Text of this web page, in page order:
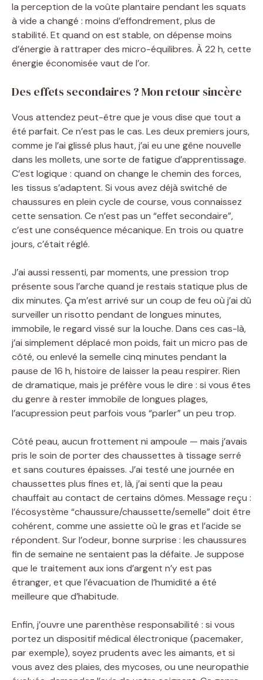
la perception de la voûte plantaire pendant les squats
à vide a changé : moins d’effondrement, plus de
stabilité. Et quand on est stable, on dépense moins
d’énergie à rattraper des micro-équilibres. À 22 h, cette
énergie économisée vaut de l’or.
Des effets secondaires ? Mon retour sincère
Vous attendez peut-être que je vous dise que tout a
été parfait. Ce n’est pas le cas. Les deux premiers jours,
comme je l’ai glissé plus haut, j’ai eu une gêne nouvelle
dans les mollets, une sorte de fatigue d’apprentissage.
C’est logique : quand on change le chemin des forces,
les tissus s’adaptent. Si vous avez déjà switché de
chaussures en plein cycle de course, vous connaissez
cette sensation. Ce n’est pas un “effet secondaire”,
c’est une conséquence mécanique. En trois ou quatre
jours, c’était réglé.
J’ai aussi ressenti, par moments, une pression trop
présente sous l’arche quand je restais statique plus de
dix minutes. Ça m’est arrivé sur un coup de feu où j’ai dû
surveiller un risotto pendant de longues minutes,
immobile, le regard vissé sur la louche. Dans ces cas-là,
j’ai simplement déplacé mon poids, fait un micro pas de
côté, ou enlevé la semelle cinq minutes pendant la
pause de 16 h, histoire de laisser la peau respirer. Rien
de dramatique, mais je préfère vous le dire : si vous êtes
du genre à rester immobile de longues plages,
l’acupression peut parfois vous “parler” un peu trop.
Côté peau, aucun frottement ni ampoule — mais j’avais
pris le soin de porter des chaussettes à tissage serré
et sans coutures épaisses. J’ai testé une journée en
chaussettes plus fines et, là, j’ai senti que la peau
chauffait au contact de certains dômes. Message reçu :
l’écosystème “chaussure/chaussette/semelle” doit être
cohérent, comme une assiette où le gras et l’acide se
répondent. Sur l’odeur, bonne surprise : les chaussures
fin de semaine ne sentaient pas la défaite. Je suppose
que le traitement aux ions d’argent n’y est pas
étranger, et que l’évacuation de l’humidité a été
meilleure que d’habitude.
Enfin, j’ouvre une parenthèse responsabilité : si vous
portez un dispositif médical électronique (pacemaker,
par exemple), soyez prudents avec les aimants, et si
vous avez des plaies, des mycoses, ou une neuropathie